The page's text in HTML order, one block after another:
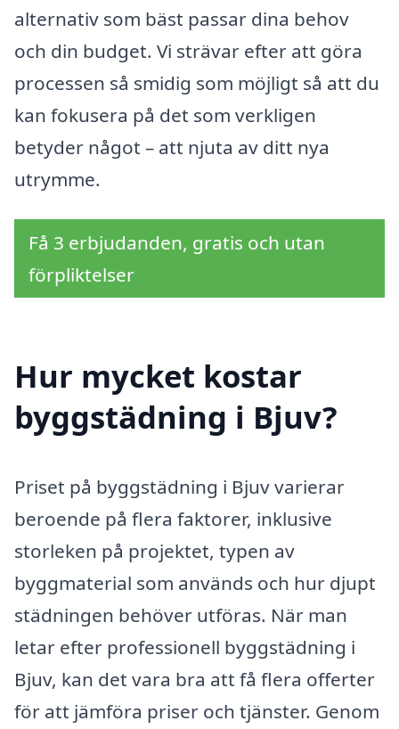
alternativ som bäst passar dina behov
och din budget. Vi strävar efter att göra
processen så smidig som möjligt så att du
kan fokusera på det som verkligen
betyder något – att njuta av ditt nya
utrymme.
Få 3 erbjudanden, gratis och utan
förpliktelser
Hur mycket kostar
byggstädning i Bjuv?
Priset på byggstädning i Bjuv varierar
beroende på flera faktorer, inklusive
storleken på projektet, typen av
byggmaterial som används och hur djupt
städningen behöver utföras. När man
letar efter professionell byggstädning i
Bjuv, kan det vara bra att få flera offerter
för att jämföra priser och tjänster. Genom